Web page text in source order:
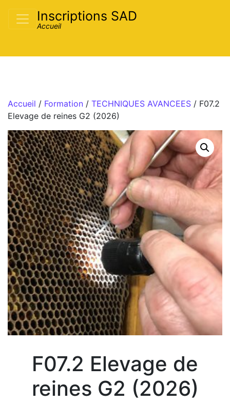
Inscriptions SAD
Accueil / Formation / TECHNIQUES AVANCEES / F07.2
Elevage de reines G2 (2026)
F07.2 Elevage de
reines G2 (2026)